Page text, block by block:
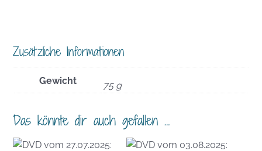
Zusätzliche Informationen
Gewicht 75 g
Das könnte dir auch gefallen …